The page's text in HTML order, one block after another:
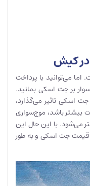
کیش
15 دقیقه است. اما می‌توانید با پرداخت
بر جت اسکی بمانید.
اسکی تاثیر می‌گذارد،
باشد، موج‌سواری
می‌شود. با این حال این
قیمت جت اسکی و به طور